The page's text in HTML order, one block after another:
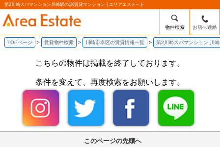
第2川崎スパマンション川崎駅の1K賃貸マンション | エリアエステート
物件検索 お店へ連絡
TOPページ 賃貸物件検索 川崎市幸区の賃貸情報一覧 第2川崎スパマンション 川
こちらの物件は掲載を終了しております。
条件を変えて、再度検索をお願いします。
このページの先頭へ